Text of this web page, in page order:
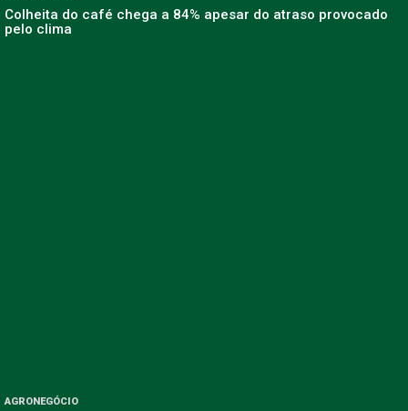
Colheita do café chega a 84% apesar do atraso provocado
pelo clima
AGRONEGÓCIO